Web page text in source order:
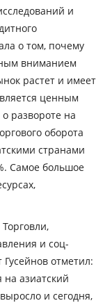
и
о том, почему
вниманием
растет и имеет
ценным
развороте на
оборота
странами
Самое большое
и соц-
Гусейнов отметил:
азиатский
и сегодня,